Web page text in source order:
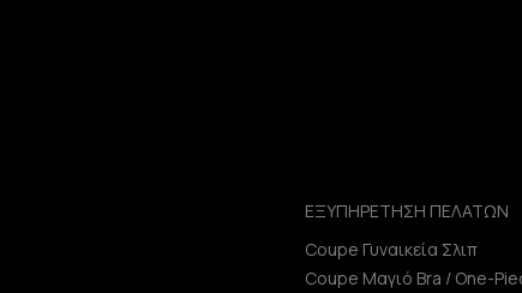
ΕΞΥΠΗΡΕΤΗΣΗ ΠΕΛΑΤΩΝ
Coupe Γυναικεία Σλιπ
Coupe Μαγιό Bra / One-